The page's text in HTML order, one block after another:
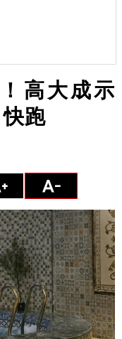
高大成示
跑